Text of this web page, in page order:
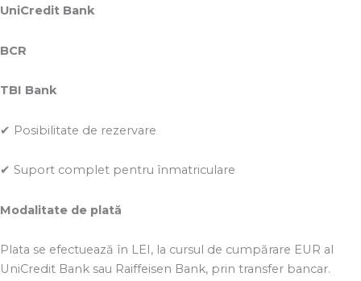
UniCredit Bank
BCR
TBI Bank
✔ Posibilitate de rezervare
✔ Suport complet pentru înmatriculare
Modalitate de plată
Plata se efectuează în LEI, la cursul de cumpărare EUR al
UniCredit Bank sau Raiffeisen Bank, prin transfer bancar.